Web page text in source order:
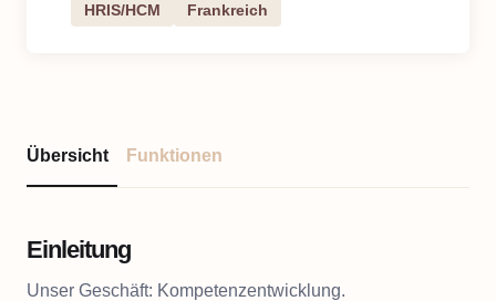
HRIS/HCM Frankreich
Übersicht Funktionen
Einleitung
Unser Geschäft: Kompetenzentwicklung.